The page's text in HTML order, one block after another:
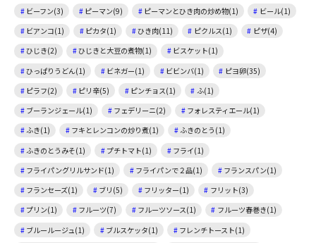
ビーフン(3)
ピーマン(9) ピーマンとひき肉の炒め物(1)
ビール(1)
ビアンコ(1)
ピカタ(1) ひき肉(11) ピクルス(1)
ピザ(4)
ひじき(2)
ひじきと大豆の煮物(1)
ビスケット(1)
ひっぱりうどん(1)
ビネガー(1) ビビンバ(1)
ピヨ卵(35)
ピラフ(2)
ピリ辛(5) ピンチョス(1)
ふ(1)
ブーランジェール(1)
フェデリーニ(2)
フォレスティエール(1)
ふき(1)
フキとレンコンの炒り煮(1)
ふきのとう(1)
ふきのとうみそ(1)
プチトマト(1)
フライ(1)
フライパングリルサンド(1)
フライパンで２品(1)
フランスパン(1)
フランセーズ(1)
ブリ(5) フリッター(1)
フリット(3)
プリン(1)
フルーツ(7) フルーツソース(1)
フルーツ春巻き(1)
ブルールージュ(1)
ブルスケッタ(1)
フレンチトースト(1)